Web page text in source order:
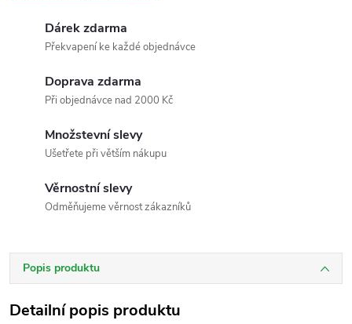
Dárek zdarma
Překvapení ke každé objednávce
Doprava zdarma
Při objednávce nad 2000 Kč
Množstevní slevy
Ušetřete při větším nákupu
Věrnostní slevy
Odměňujeme věrnost zákazníků
Popis produktu
Detailní popis produktu